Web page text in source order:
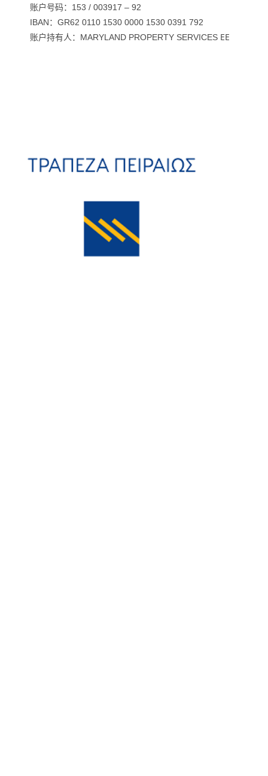
账户号码：153 / 003917 – 92
IBAN：GR62 0110 1530 0000 1530 0391 792
账户持有人：MARYLAND PROPERTY SERVICES ΕΕ